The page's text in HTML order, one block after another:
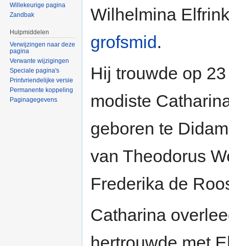
Wilhelmina
grofsmid.
Hij trouwde op
modiste
geboren te
van Theodorus
Frederika de
Catharina
Willekeurige pagina
Zandbak
Hulpmiddelen
Verwijzingen naar deze
pagina
Verwante wijzigingen
Speciale pagina's
Printvriendelijke versie
Permanente koppeling
Paginagegevens